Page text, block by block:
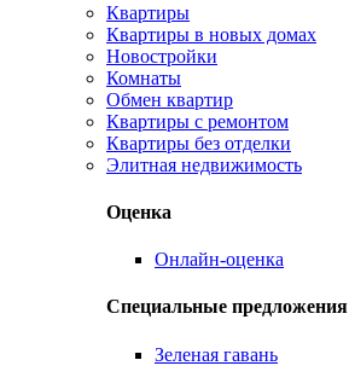
Квартиры
Квартиры в новых домах
Новостройки
Комнаты
Обмен квартир
Квартиры с ремонтом
Квартиры без отделки
Элитная недвижимость
Оценка
Онлайн-оценка
Специальные предложения
Зеленая гавань